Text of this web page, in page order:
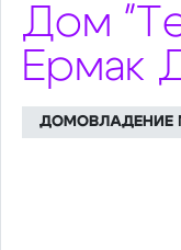
Дом
Ермак
ДОМОВЛАДЕНИЕ